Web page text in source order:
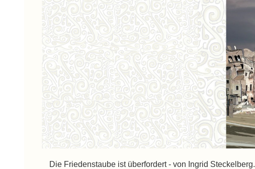
Die Friedenstaube ist überfordert - von Ingrid Steckelberg.